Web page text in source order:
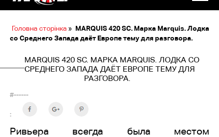
Головна сторінка » MARQUIS 420 SC. Марка Marquis. Лодка
со Среднего Запада даёт Европе тему для разговора.
MARQUIS 420 SC. МАРКА MARQUIS. ЛОДКА СО
СРЕДНЕГО ЗАПАДА ДАЁТ ЕВРОПЕ ТЕМУ ДЛЯ
РАЗГОВОРА.
#------
:
Ривьера всегда была местом